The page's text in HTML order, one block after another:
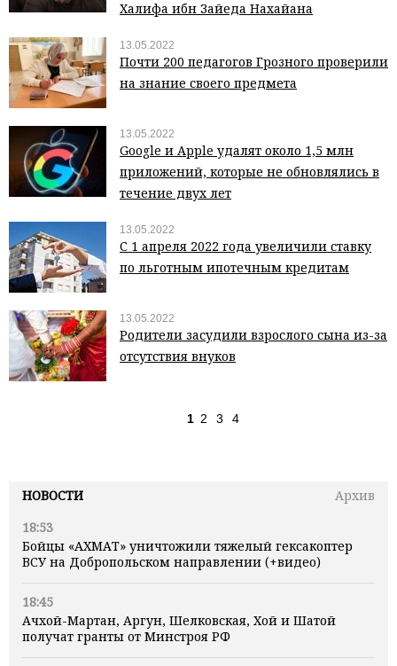
НОВОСТИ
Архив
18:53
Бойцы «АХМАТ» уничтожили тяжелый гексакоптер
ВСУ на Добропольском направлении (+видео)
18:45
Ачхой-Мартан, Аргун, Шелковская, Хой и Шатой
получат гранты от Минстроя РФ
Халифа ибн Зайеда Нахайана
13.05.2022
Почти 200 педагогов Грозного проверили
на знание своего предмета
13.05.2022
Google и Apple удалят около 1,5 млн
приложений, которые не обновлялись в
течение двух лет
13.05.2022
С 1 апреля 2022 года увеличили ставку
по льготным ипотечным кредитам
13.05.2022
Родители засудили взрослого сына из-за
отсутствия внуков
1 2 3 4